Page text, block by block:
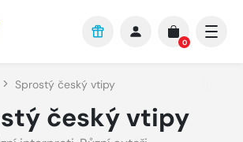
0
Sprostý český vtipy
český vtipy